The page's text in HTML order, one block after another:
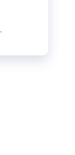
.